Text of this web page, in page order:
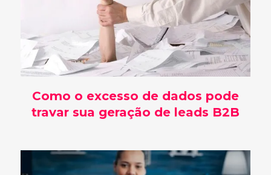
Como o excesso de dados pode
travar sua geração de leads B2B